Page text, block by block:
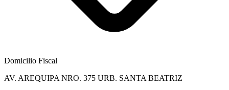
Domicilio Fiscal
AV. AREQUIPA NRO. 375 URB. SANTA BEATRIZ